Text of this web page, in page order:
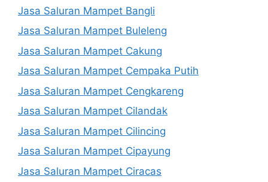
Jasa Saluran Mampet Bangli
Jasa Saluran Mampet Buleleng
Jasa Saluran Mampet Cakung
Jasa Saluran Mampet Cempaka Putih
Jasa Saluran Mampet Cengkareng
Jasa Saluran Mampet Cilandak
Jasa Saluran Mampet Cilincing
Jasa Saluran Mampet Cipayung
Jasa Saluran Mampet Ciracas